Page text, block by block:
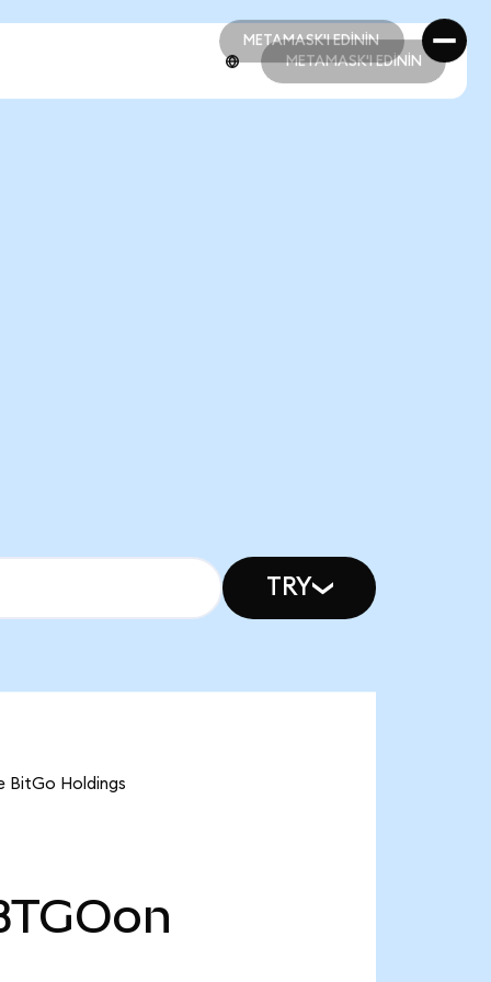
METAMASK'I EDİNİN
METAMASK'I EDİNİN
METAMASK'I EDİNİN
TRY
BitGo Holdings